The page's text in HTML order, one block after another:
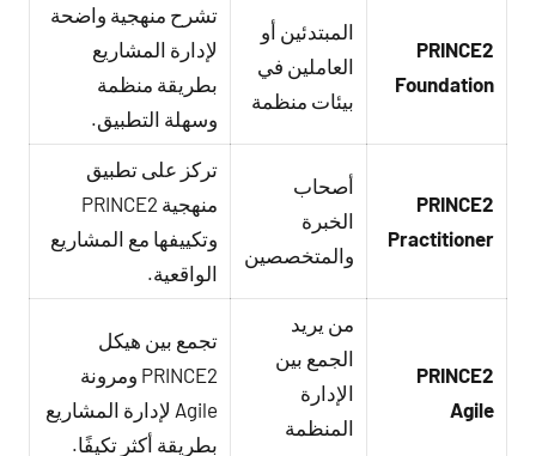
PRINCE2
Foundation
المبتدئين أو
العاملين في
بيئات منظمة
تشرح منهجية واضحة
لإدارة المشاريع
بطريقة منظمة
وسهلة التطبيق.
PRINCE2
Practitioner
أصحاب
الخبرة
والمتخصصين
تركز على تطبيق
منهجية PRINCE2
وتكييفها مع المشاريع
الواقعية.
PRINCE2
Agile
من يريد
الجمع بين
الإدارة
المنظمة
تجمع بين هيكل
PRINCE2 ومرونة
Agile لإدارة المشاريع
بطريقة أكثر تكيفًا.